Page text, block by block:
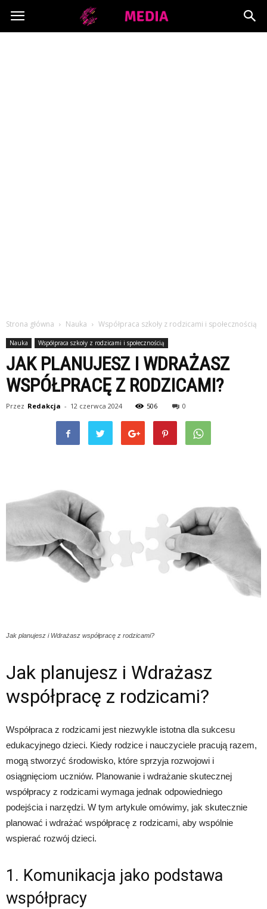
Copymedia.pl
Strona główna Nauka Współpraca szkoły z rodzicami i społecznością
Nauka Współpraca szkoły z rodzicami i społecznością
JAK PLANUJESZ I WDRAŻASZ
WSPÓŁPRACĘ Z RODZICAMI?
Przez Redakcja - 12 czerwca 2024 506 0
Jak planujesz i Wdrażasz współpracę z rodzicami?
Jak planujesz i Wdrażasz
współpracę z rodzicami?
Współpraca z rodzicami jest niezwykle istotna dla sukcesu
edukacyjnego dzieci. Kiedy rodzice i nauczyciele pracują razem,
mogą stworzyć środowisko, które sprzyja rozwojowi i
osiągnięciom uczniów. Planowanie i wdrażanie skutecznej
współpracy z rodzicami wymaga jednak odpowiedniego
podejścia i narzędzi. W tym artykule omówimy, jak skutecznie
planować i wdrażać współpracę z rodzicami, aby wspólnie
wspierać rozwój dzieci.
1. Komunikacja jako podstawa
współpracy